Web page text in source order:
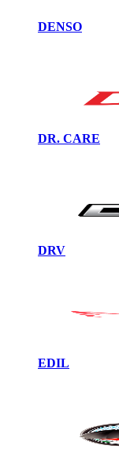
DENSO
DR. CARE
DRV
EDIL